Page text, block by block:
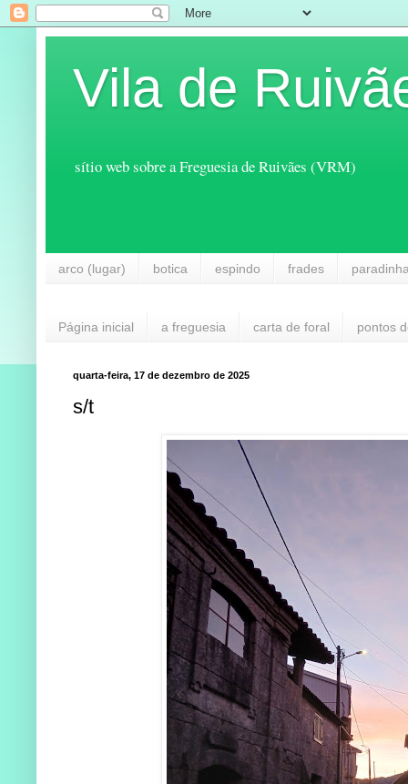
Vila de
sítio web sobre a Freguesia de Ruivães (VRM)
arco (lugar) botica espindo frades
Página inicial a freguesia carta de foral pontos
quarta-feira, 17 de dezembro de 2025
s/t